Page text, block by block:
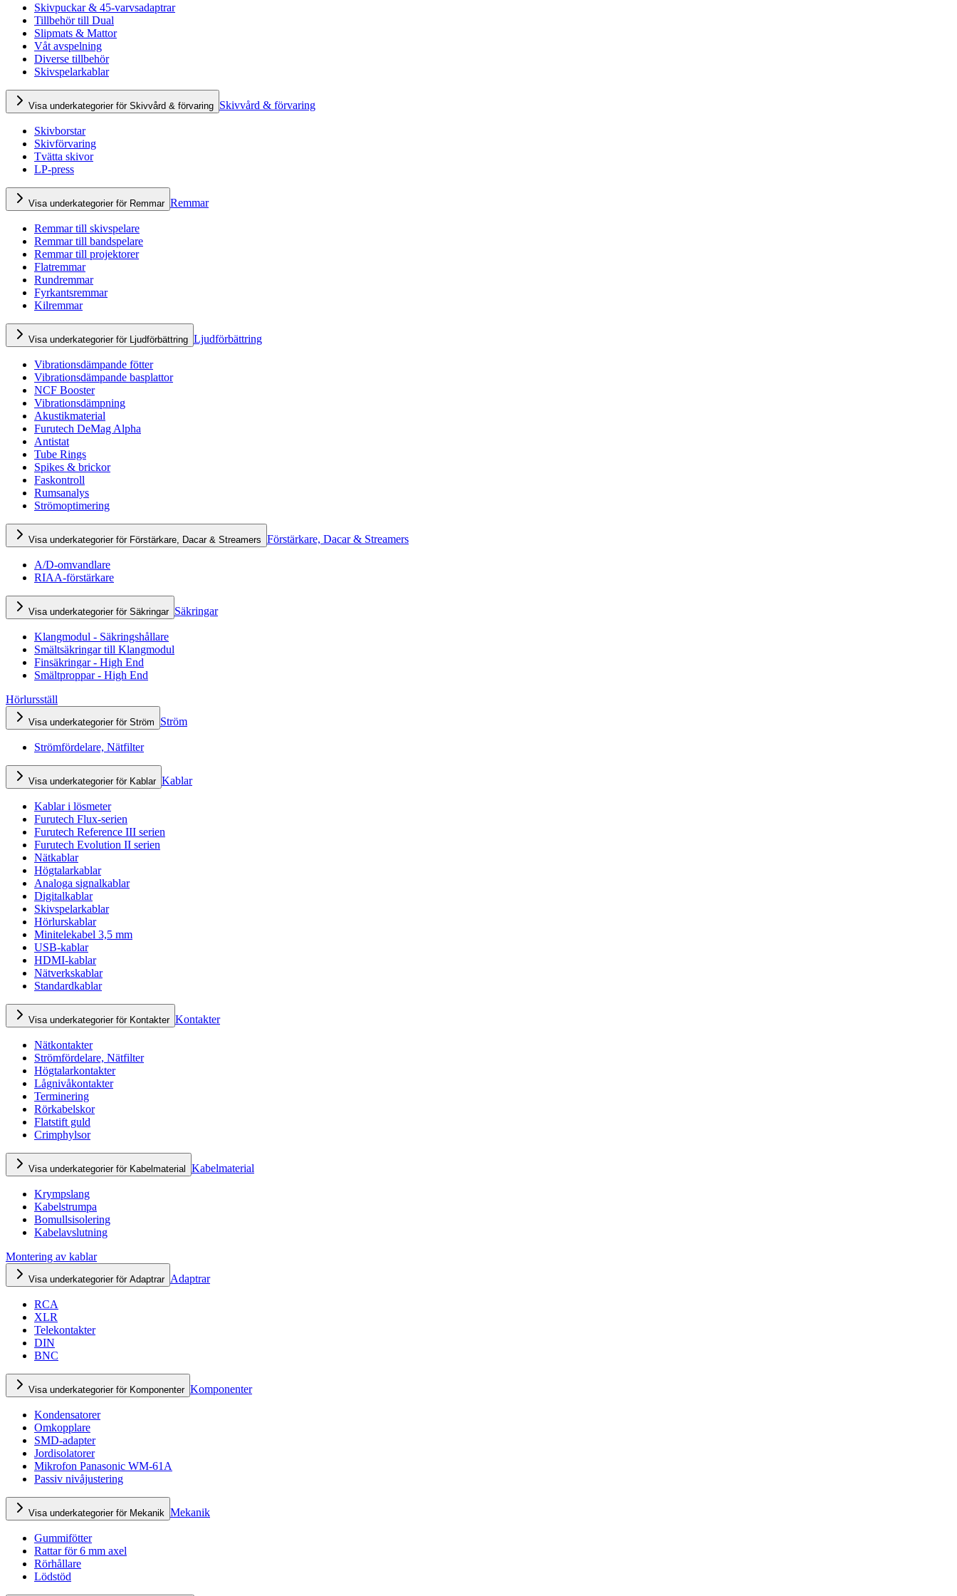
Skivpuckar & 45-varvsadaptrar
Tillbehör till Dual
Slipmats & Mattor
Våt avspelning
Diverse tillbehör
Skivspelarkablar
Visa underkategorier för Skivvård & förvaring Skivvård & förvaring
Skivborstar
Skivförvaring
Tvätta skivor
LP-press
Visa underkategorier för Remmar Remmar
Remmar till skivspelare
Remmar till bandspelare
Remmar till projektorer
Flatremmar
Rundremmar
Fyrkantsremmar
Kilremmar
Visa underkategorier för Ljudförbättring Ljudförbättring
Vibrationsdämpande fötter
Vibrationsdämpande basplattor
NCF Booster
Vibrationsdämpning
Akustikmaterial
Furutech DeMag Alpha
Antistat
Tube Rings
Spikes & brickor
Faskontroll
Rumsanalys
Strömoptimering
Visa underkategorier för Förstärkare, Dacar & Streamers Förstärkare, Dacar & Streamers
A/D-omvandlare
RIAA-förstärkare
Visa underkategorier för Säkringar Säkringar
Klangmodul - Säkringshållare
Smältsäkringar till Klangmodul
Finsäkringar - High End
Smältproppar - High End
Hörlursställ
Visa underkategorier för Ström Ström
Strömfördelare, Nätfilter
Visa underkategorier för Kablar Kablar
Kablar i lösmeter
Furutech Flux-serien
Furutech Reference III serien
Furutech Evolution II serien
Nätkablar
Högtalarkablar
Analoga signalkablar
Digitalkablar
Skivspelarkablar
Hörlurskablar
Minitelekabel 3,5 mm
USB-kablar
HDMI-kablar
Nätverkskablar
Standardkablar
Visa underkategorier för Kontakter Kontakter
Nätkontakter
Strömfördelare, Nätfilter
Högtalarkontakter
Lågnivåkontakter
Terminering
Rörkabelskor
Flatstift guld
Crimphylsor
Visa underkategorier för Kabelmaterial Kabelmaterial
Krympslang
Kabelstrumpa
Bomullsisolering
Kabelavslutning
Montering av kablar
Visa underkategorier för Adaptrar Adaptrar
RCA
XLR
Telekontakter
DIN
BNC
Visa underkategorier för Komponenter Komponenter
Kondensatorer
Omkopplare
SMD-adapter
Jordisolatorer
Mikrofon Panasonic WM-61A
Passiv nivåjustering
Visa underkategorier för Mekanik Mekanik
Gummifötter
Rattar för 6 mm axel
Rörhållare
Lödstöd